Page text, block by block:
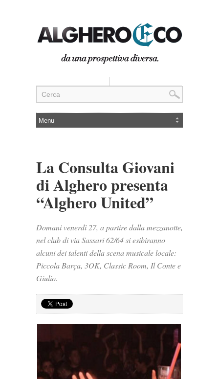
La Consulta Giovani
di Alghero presenta
“Alghero United”
Domani venerdì 27, a partire dalla mezzanotte,
nel club di via Sassari 62/64 si esibiranno
alcuni dei talenti della scena musicale locale:
Piccola Barça, 3OK, Classic Room, Il Conte e
Giulio.